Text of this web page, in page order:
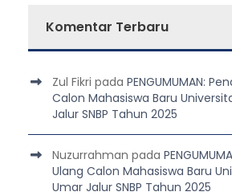
Komentar Terbaru
Zul Fikri pada PENGUMUMAN:
Calon Mahasiswa Baru
Jalur SNBP Tahun 2025
Nuzurrahman pada
Ulang Calon Mahasiswa Baru
Umar Jalur SNBP Tahun 2025